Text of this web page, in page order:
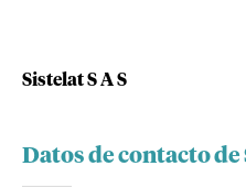
Sistelat S A S
Datos de contacto de